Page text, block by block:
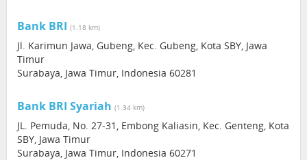
Bank BRI (1.18 km)
Jl. Karimun Jawa, Gubeng, Kec. Gubeng, Kota SBY, Jawa
Timur
Surabaya, Jawa Timur, Indonesia 60281
Bank BRI Syariah (1.34 km)
JL. Pemuda, No. 27-31, Embong Kaliasin, Kec. Genteng, Kota
SBY, Jawa Timur
Surabaya, Jawa Timur, Indonesia 60271